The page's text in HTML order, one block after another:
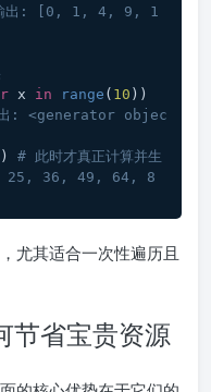
出: [0, 1, 4, 9, 1
x in range ( 10 ))
: <generator objec
# 此时才真正计算并生
36, 49, 64, 8
尤其适合一次性遍历且
节省宝贵资源